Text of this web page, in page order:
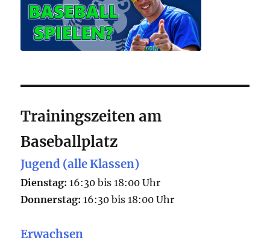
Trainingszeiten am
Baseballplatz
Jugend (alle Klassen)
Dienstag: 16:30 bis 18:00 Uhr
Donnerstag: 16:30 bis 18:00 Uhr
Erwachsen